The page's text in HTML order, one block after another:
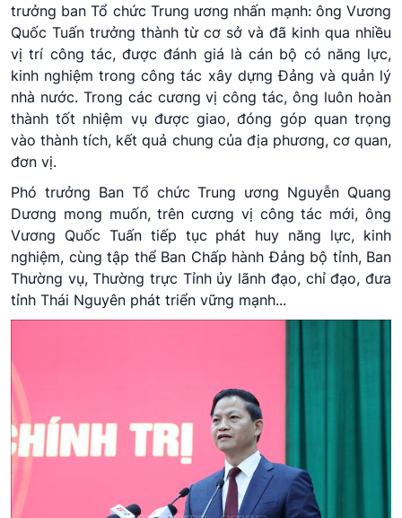
trưởng ban Tổ chức Trung ương nhấn mạnh: ông Vương
Quốc Tuấn trưởng thành từ cơ sở và đã kinh qua nhiều
vị trí công tác, được đánh giá là cán bộ có năng lực,
kinh nghiệm trong công tác xây dựng Đảng và quản lý
nhà nước. Trong các cương vị công tác, ông luôn hoàn
thành tốt nhiệm vụ được giao, đóng góp quan trọng
vào thành tích, kết quả chung của địa phương, cơ quan,
đơn vị.
Phó trưởng Ban Tổ chức Trung ương Nguyễn Quang
Dương mong muốn, trên cương vị công tác mới, ông
Vương Quốc Tuấn tiếp tục phát huy năng lực, kinh
nghiệm, cùng tập thể Ban Chấp hành Đảng bộ tỉnh, Ban
Thường vụ, Thường trực Tỉnh ủy lãnh đạo, chỉ đạo, đưa
tỉnh Thái Nguyên phát triển vững mạnh...